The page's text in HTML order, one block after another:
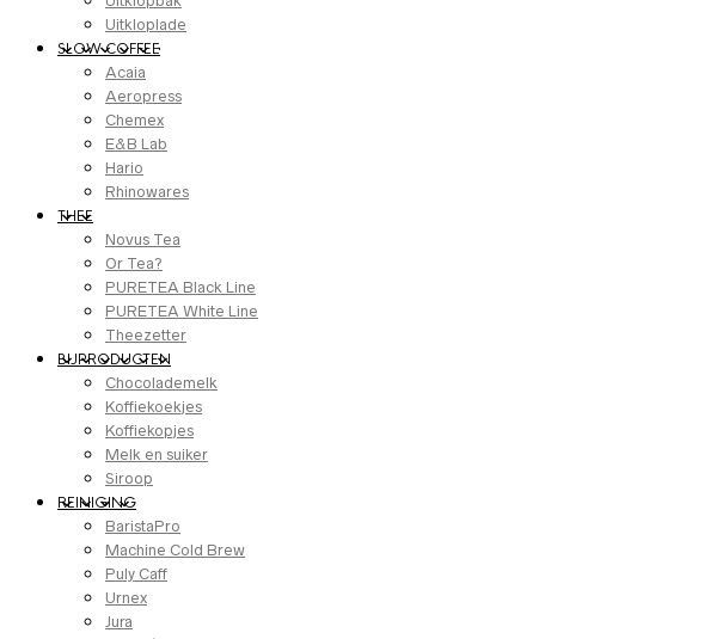
Uitkloplade
SLOW COFFEE
Acaia
Aeropress
Chemex
E&B Lab
Hario
Rhinowares
THEE
Novus Tea
Or Tea?
PURETEA Black Line
PURETEA White Line
Theezetter
BIJPRODUCTEN
Chocolademelk
Koffiekoekjes
Koffiekopjes
Melk en suiker
Siroop
REINIGING
BaristaPro
Machine Cold Brew
Puly Caff
Urnex
Jura